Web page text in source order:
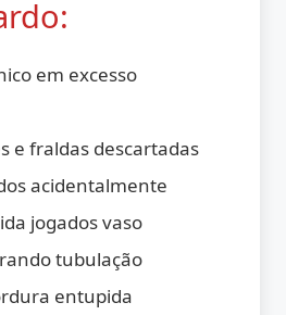
em excesso
e fraldas descartadas
acidentalmente
jogados vaso
tubulação
entupida